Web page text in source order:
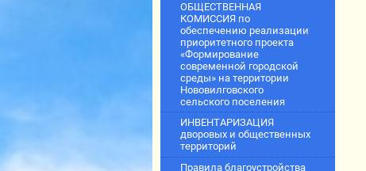
ОБЩЕСТВЕННАЯ
КОМИССИЯ по
обеспечению реализации
приоритетного проекта
«Формирование
современной городской
среды» на территории
Нововилговского
сельского поселения
ИНВЕНТАРИЗАЦИЯ
дворовых и общественных
территорий
Правила благоустройства